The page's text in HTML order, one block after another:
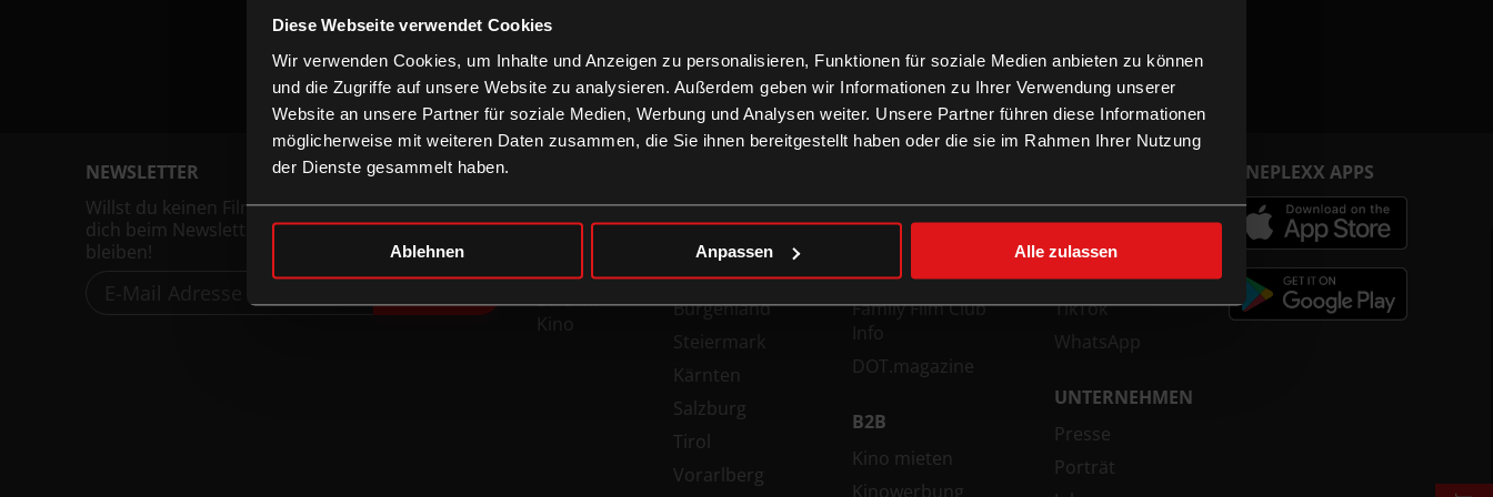
Diese Webseite verwendet Cookies
Wir verwenden Cookies, um Inhalte und Anzeigen zu personalisieren, Funktionen für soziale Medien anbieten zu können
und die Zugriffe auf unsere Website zu analysieren. Außerdem geben wir Informationen zu Ihrer Verwendung unserer
Website an unsere Partner für soziale Medien, Werbung und Analysen weiter. Unsere Partner führen diese Informationen
möglicherweise mit weiteren Daten zusammen, die Sie ihnen bereitgestellt haben oder die sie im Rahmen Ihrer Nutzung
der Dienste gesammelt haben.
Ablehnen Anpassen Alle zulassen
NEWSLETTER
Willst du keinen Film verpassen, registriere
dich beim Newsletter um am Laufenden zu
bleiben!
Top Filme
Bald im
Kino
Wien
Niederösterreich
Oberösterreich
Burgenland
Steiermark
Kärnten
Salzburg
Tirol
Vorarlberg
Technologien
xXtra Card Info
Family Film Club
Info
DOT.magazine
B2B
Kino mieten
Kinowerbung
Facebook
Instagram
YouTube
TikTok
WhatsApp
UNTERNEHMEN
Presse
Porträt
CINEPLEXX APPS